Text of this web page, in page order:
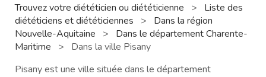
Trouvez votre diététicien ou diététicienne >
Liste des
diététiciens et diététiciennes
>
Dans la région
Nouvelle-Aquitaine
>
Dans le département Charente-
Maritime
>
Dans la ville Pisany
Pisany est une ville située dans le département